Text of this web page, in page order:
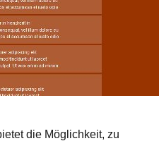
die Möglichkeit, zu